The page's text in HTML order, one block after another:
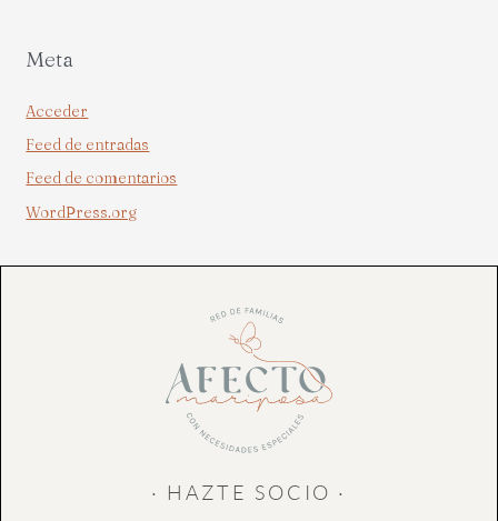
Meta
Acceder
Feed de entradas
Feed de comentarios
WordPress.org
· HAZTE SOCIO ·